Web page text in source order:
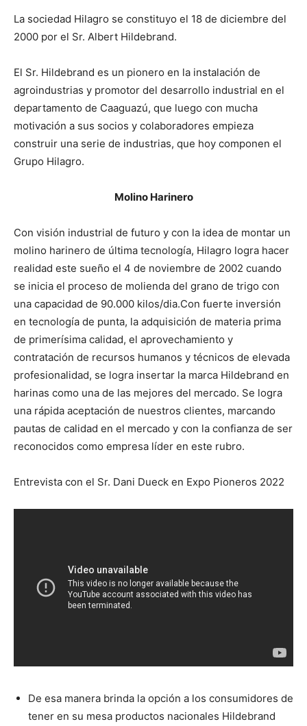
La sociedad Hilagro se constituyo el 18 de diciembre del
2000 por el Sr. Albert Hildebrand.
El Sr. Hildebrand es un pionero en la instalación de
agroindustrias y promotor del desarrollo industrial en el
departamento de Caaguazú, que luego con mucha
motivación a sus socios y colaboradores empieza
construir una serie de industrias, que hoy componen el
Grupo Hilagro.
Molino Harinero
Con visión industrial de futuro y con la idea de montar un
molino harinero de última tecnología, Hilagro logra hacer
realidad este sueño el 4 de noviembre de 2002 cuando
se inicia el proceso de molienda del grano de trigo con
una capacidad de 90.000 kilos/dia.Con fuerte inversión
en tecnología de punta, la adquisición de materia prima
de primerísima calidad, el aprovechamiento y
contratación de recursos humanos y técnicos de elevada
profesionalidad, se logra insertar la marca Hildebrand en
harinas como una de las mejores del mercado. Se logra
una rápida aceptación de nuestros clientes, marcando
pautas de calidad en el mercado y con la confianza de ser
reconocidos como empresa líder en este rubro.
Entrevista con el Sr. Dani Dueck en Expo Pioneros 2022
De esa manera brinda la opción a los consumidores de
tener en su mesa productos nacionales Hildebrand